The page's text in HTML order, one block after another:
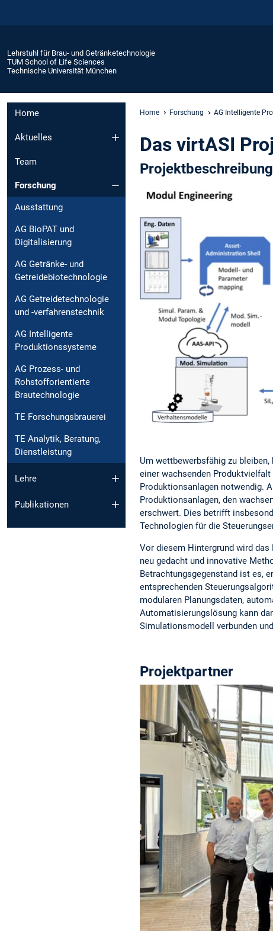
Lehrstuhl für Brau- und Getränketechnologie
TUM School of Life Sciences
Technische Universität München
Home
Aktuelles
Team
Forschung
Ausstattung
AG BioPAT und
Digitalisierung
AG Getränke- und
Getreidebiotechnologie
AG Getreidetechnologie
und -verfahrenstechnik
AG Intelligente
Produktionssysteme
AG Prozess- und
Rohstofforientierte
Brautechnologie
TE Forschungsbrauerei
TE Analytik, Beratung,
Dienstleistung
Lehre
Publikationen
Home Forschung AG Intelligente
Das virtASI
Projektbeschreibung
Um wettbewerbsfähig zu
einer wachsenden
Produktionsanlagen notwendig.
Produktionsanlagen, den
erschwert. Dies betrifft
Technologien für die
Vor diesem Hintergrund wird
neu gedacht und innovative
Betrachtungsgegenstand ist es,
entsprechenden
modularen Planungsdaten,
Automatisierungslösung kann
Simulationsmodell verbunden
Projektpartner